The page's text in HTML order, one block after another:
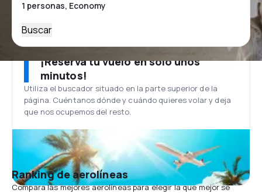
Buscar
¡Reserva tu vuelo en solo unos
minutos!
Utiliza el buscador situado en la parte superior de la
página. Cuéntanos dónde y cuándo quieres volar y deja
que nos ocupemos del resto.
Ranking de aerolíneas
Compara las mejores aerolíneas para elegir la que mejor se